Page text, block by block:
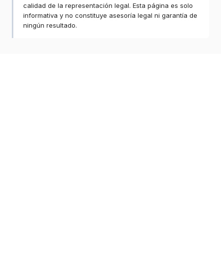
calidad de la representación legal. Esta página es solo
informativa y no constituye asesoría legal ni garantía de
ningún resultado.